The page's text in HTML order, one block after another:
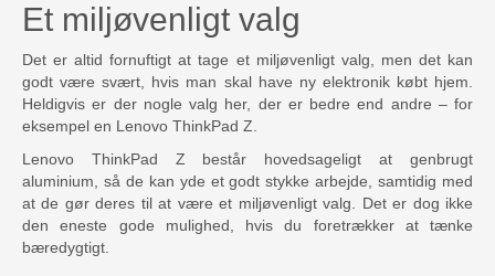
Et miljøvenligt valg
Det er altid fornuftigt at tage et miljøvenligt valg, men det kan
godt være svært, hvis man skal have ny elektronik købt hjem.
Heldigvis er der nogle valg her, der er bedre end andre – for
eksempel en Lenovo ThinkPad Z.
Lenovo ThinkPad Z består hovedsageligt at genbrugt
aluminium, så de kan yde et godt stykke arbejde, samtidig med
at de gør deres til at være et miljøvenligt valg. Det er dog ikke
den eneste gode mulighed, hvis du foretrækker at tænke
bæredygtigt.